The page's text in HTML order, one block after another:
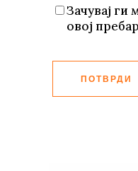
Зачувај ги
овој
ПОТВРДИ